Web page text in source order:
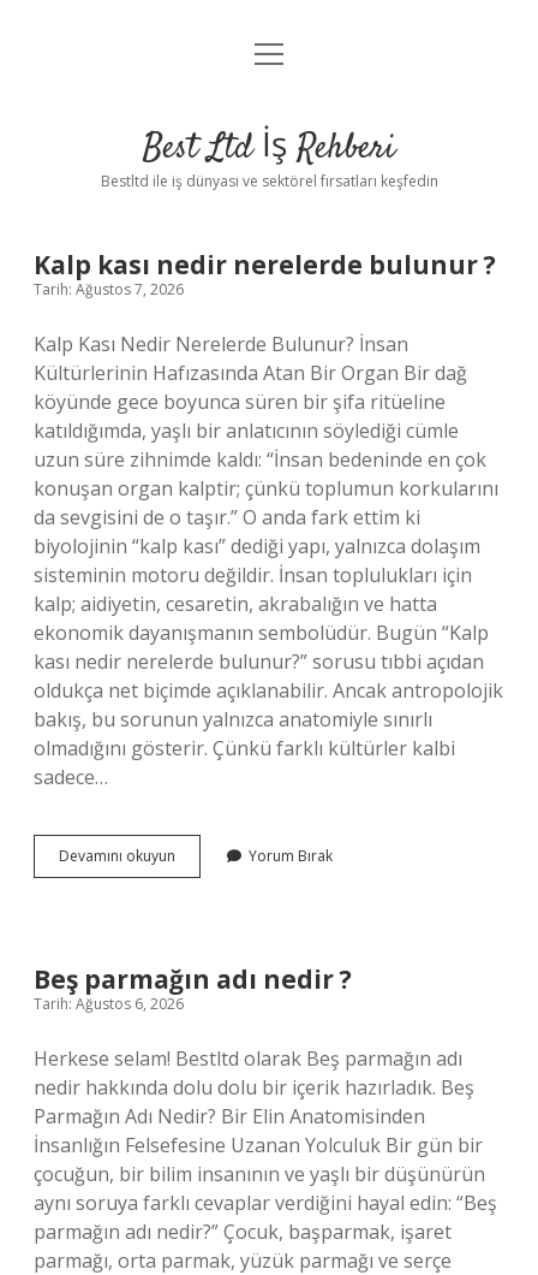
Anasayfa
Yasal Uyarı
menüyü
Best Ltd İş Rehberi
Bestltd ile iş dünyası ve sektörel fırsatları keşfedin
Best
Ltd
Rehberi
Yazılar
Kalp kası nedir nerelerde bulunur ?
Tarih: Ağustos 7, 2026
Kalp Kası Nedir Nerelerde Bulunur? İnsan
Kültürlerinin Hafızasında Atan Bir Organ Bir dağ
köyünde gece boyunca süren bir şifa ritüeline
katıldığımda, yaşlı bir anlatıcının söylediği cümle
uzun süre zihnimde kaldı: “İnsan bedeninde en çok
konuşan organ kalptir; çünkü toplumun korkularını
da sevgisini de o taşır.” O anda fark ettim ki
biyolojinin “kalp kası” dediği yapı, yalnızca dolaşım
sisteminin motoru değildir. İnsan toplulukları için
kalp; aidiyetin, cesaretin, akrabalığın ve hatta
ekonomik dayanışmanın sembolüdür. Bugün “Kalp
kası nedir nerelerde bulunur?” sorusu tıbbi açıdan
oldukça net biçimde açıklanabilir. Ancak antropolojik
bakış, bu sorunun yalnızca anatomiyle sınırlı
olmadığını gösterir. Çünkü farklı kültürler kalbi
sadece…
Devamını okuyun
kası
Yorum Bırak
Beş parmağın adı nedir ?
Tarih: Ağustos 6, 2026
Herkese selam! Bestltd olarak Beş parmağın adı
nedir hakkında dolu dolu bir içerik hazırladık. Beş
Parmağın Adı Nedir? Bir Elin Anatomisinden
İnsanlığın Felsefesine Uzanan Yolculuk Bir gün bir
çocuğun, bir bilim insanının ve yaşlı bir düşünürün
aynı soruya farklı cevaplar verdiğini hayal edin: “Beş
parmağın adı nedir?” Çocuk, başparmak, işaret
parmağı, orta parmak, yüzük parmağı ve serçe